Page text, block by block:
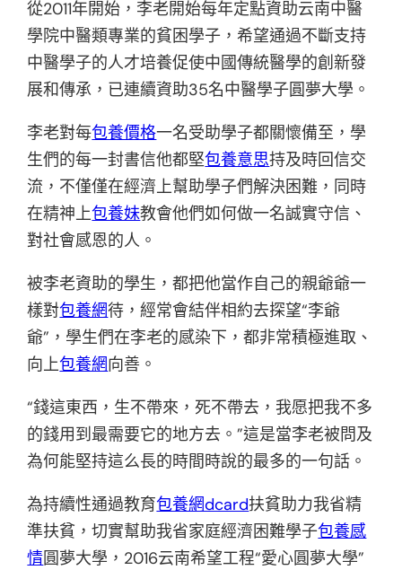
從2011年開始，李老開始每年定點資助云南中醫
學院中醫類專業的貧困學子，希望通過不斷支持
中醫學子的人才培養促使中國傳統醫學的創新發
展和傳承，已連續資助35名中醫學子圓夢大學。
李老對每包養價格一名受助學子都關懷備至，學
生們的每一封書信他都堅包養意思持及時回信交
流，不僅僅在經濟上幫助學子們解決困難，同時
在精神上包養妹教會他們如何做一名誠實守信、
對社會感恩的人。
被李老資助的學生，都把他當作自己的親爺爺一
樣對包養網待，經常會結伴相約去探望“李爺
爺”，學生們在李老的感染下，都非常積極進取、
向上包養網向善。
“錢這東西，生不帶來，死不帶去，我愿把我不多
的錢用到最需要它的地方去。”這是當李老被問及
為何能堅持這么長的時間時說的最多的一句話。
為持續性通過教育包養網dcard扶貧助力我省精
準扶貧，切實幫助我省家庭經濟困難學子包養感
情圓夢大學，2016云南希望工程“愛心圓夢大學”